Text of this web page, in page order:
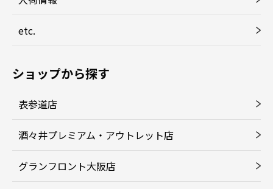
etc.
ショップから探す
表参道店
酒々井プレミアム・アウトレット店
グランフロント大阪店